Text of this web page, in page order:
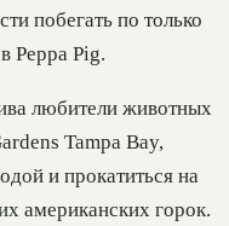
побегать по только
Peppa Pig.
любители животных
Tampa Bay,
и прокатиться на
американских горок.